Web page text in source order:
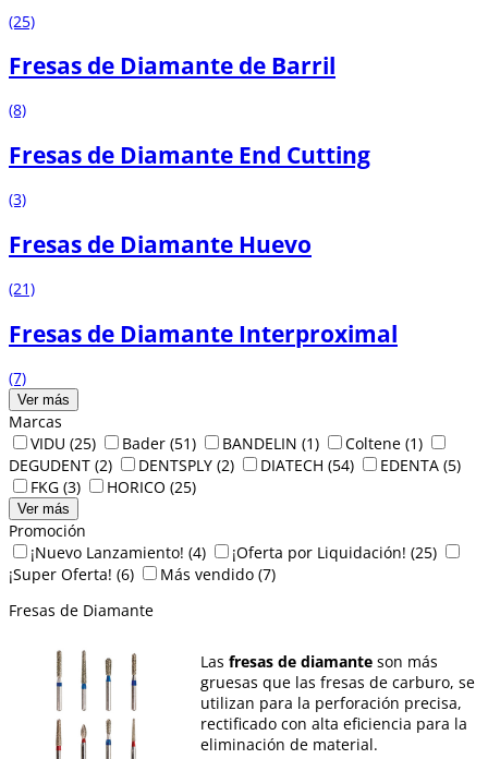
(25)
Fresas de Diamante de Barril
(8)
Fresas de Diamante End Cutting
(3)
Fresas de Diamante Huevo
(21)
Fresas de Diamante Interproximal
(7)
Ver más
Marcas
VIDU (25) Bader (51) BANDELIN (1) Coltene (1)
DEGUDENT (2) DENTSPLY (2) DIATECH (54) EDENTA (5)
FKG (3) HORICO (25)
Ver más
Promoción
¡Nuevo Lanzamiento! (4) ¡Oferta por Liquidación! (25)
¡Super Oferta! (6) Más vendido (7)
Fresas de Diamante
Las fresas de diamanteson más
gruesas que las fresas de carburo, se
utilizan para la perforación precisa,
rectificado con alta eficiencia para la
eliminación de material.